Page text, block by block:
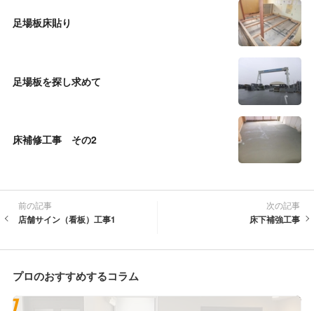
足場板床貼り
足場板を探し求めて
床補修工事 その2
前の記事
店舗サイン（看板）工事1
次の記事
床下補強工事
プロのおすすめするコラム